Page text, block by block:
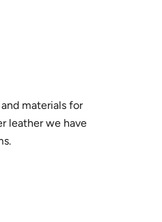
materials for
leather we have